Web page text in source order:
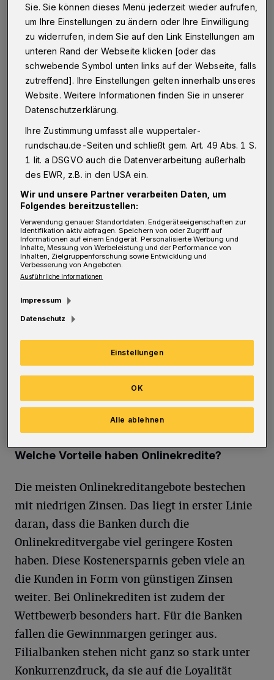
Kredit mit einer längeren Laufzeit. Als
Vergleichsgrundlage dient immer dereffektive
Jahreszins. Darin sind bereits alle
Kreditnebenkosten und Gebühren enthalten,
das ist sozusagen der Bruttozins. Der Sollzins
eignet sich nicht zum Vergleich, da es sich
deshalb so wichtig, auf den Effektivzins zu
schauen, weil die Gebühren je nach Bank sehr
unterschiedlich sein können. Besonders
einfach funktionieren solche Vergleiche über
Onlineportale wieSmava
Bei einem Kredit lohnt es sich, gründlich zu vergleichen, um ein sehr
Foto: Pixabay/qimono
Welche Vorteile haben Onlinekredite?
Die meisten Onlinekreditangebote bestechen
mit niedrigen Zinsen. Das liegt in erster Linie
daran, dass die Banken durch die
Onlinekreditvergabe viel geringere Kosten
haben. Diese Kostenersparnis geben viele an
die Kunden in Form von günstigen Zinsen
weiter. Bei Onlinekrediten ist zudem der
Wettbewerb besonders hart. Für die Banken
fallen die Gewinnmargen geringer aus.
Filialbanken stehen nicht ganz so stark unter
Konkurrenzdruck, da sie auf die Loyalität
Sie. Sie können dieses Menü jederzeit wieder aufrufen,
um Ihre Einstellungen zu ändern oder Ihre Einwilligung
zu widerrufen, indem Sie auf den Link Einstellungen am
unteren Rand der Webseite klicken [oder das
schwebende Symbol unten links auf der Webseite, falls
zutreffend]. Ihre Einstellungen gelten innerhalb unseres
Website. Weitere Informationen finden Sie in unserer
Datenschutzerklärung.
Ihre Zustimmung umfasst alle wuppertaler-
rundschau.de-Seiten und schließt gem. Art. 49 Abs. 1 S.
1 lit. a DSGVO auch die Datenverarbeitung außerhalb
des EWR, z.B. in den USA ein.
Wir und unsere Partner verarbeiten Daten, um
Folgendes bereitzustellen:
Verwendung genauer Standortdaten. Endgeräteeigenschaften zur
Identifikation aktiv abfragen. Speichern von oder Zugriff auf
Informationen auf einem Endgerät. Personalisierte Werbung und
Inhalte, Messung von Werbeleistung und der Performance von
Inhalten, Zielgruppenforschung sowie Entwicklung und
Verbesserung von Angeboten.
Ausführliche Informationen
Impressum
Datenschutz
Einstellungen
Alle ablehnen
OK